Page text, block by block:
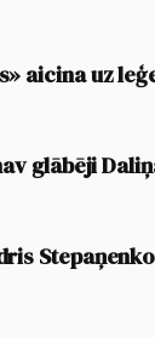
aicina uz
glābēji